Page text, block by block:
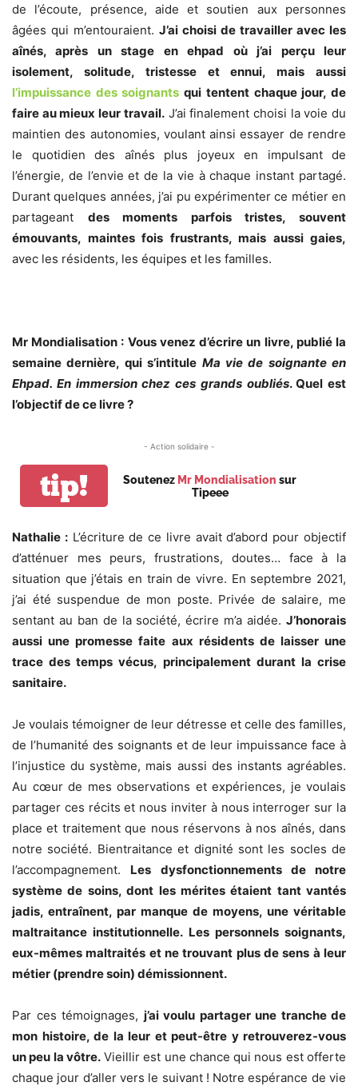
de l’écoute, présence, aide et soutien aux personnes
âgées qui m’entouraient. J’ai choisi de travailler avec les
aînés, après un stage en ehpad où j’ai perçu leur
isolement, solitude, tristesse et ennui, mais aussi
l’impuissance des soignants qui tentent chaque jour, de
faire au mieux leur travail.J’ai finalement choisi la voie du
maintien des autonomies, voulant ainsi essayer de rendre
le quotidien des aînés plus joyeux en impulsant de
l’énergie, de l’envie et de la vie à chaque instant partagé.
Durant quelques années, j’ai pu expérimenter ce métier en
partageant des moments parfois tristes, souvent
émouvants, maintes fois frustrants, mais aussi gaies,
avec les résidents, les équipes et les familles.
Mr Mondialisation : Vous venez d’écrire un livre, publié la
semaine dernière, qui s’intitule Ma vie de soignante en
Ehpad. En immersion chez ces grands oubliés. Quel est
l’objectif de ce livre ?
- Action solidaire -
tip! Soutenez Mr Mondialisation sur
Tipeee
Nathalie :L’écriture de ce livre avait d’abord pour objectif
d’atténuer mes peurs, frustrations, doutes… face à la
situation que j’étais en train de vivre. En septembre 2021,
j’ai été suspendue de mon poste. Privée de salaire, me
sentant au ban de la société, écrire m’a aidée. J’honorais
aussi une promesse faite aux résidents de laisser une
trace des temps vécus, principalement durant la crise
sanitaire.
Je voulais témoigner de leur détresse et celle des familles,
de l’humanité des soignants et de leur impuissance face à
l’injustice du système, mais aussi des instants agréables.
Au cœur de mes observations et expériences, je voulais
partager ces récits et nous inviter à nous interroger sur la
place et traitement que nous réservons à nos aînés, dans
notre société. Bientraitance et dignité sont les socles de
l’accompagnement. Les dysfonctionnements de notre
système de soins, dont les mérites étaient tant vantés
jadis, entraînent, par manque de moyens, une véritable
maltraitance institutionnelle. Les personnels soignants,
eux-mêmes maltraités et ne trouvant plus de sens à leur
métier (prendre soin) démissionnent.
Par ces témoignages, j’ai voulu partager une tranche de
mon histoire, de la leur et peut-être y retrouverez-vous
un peu la vôtre.Vieillir est une chance qui nous est offerte
chaque jour d’aller vers le suivant ! Notre espérance de vie